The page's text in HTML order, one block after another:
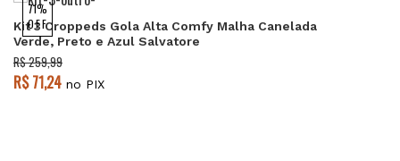
71%
OFF
Kit 3 Croppeds Gola Alta Comfy Malha Canelada
Verde, Preto e Azul Salvatore
R$ 259,99
R$ 71,24 no PIX